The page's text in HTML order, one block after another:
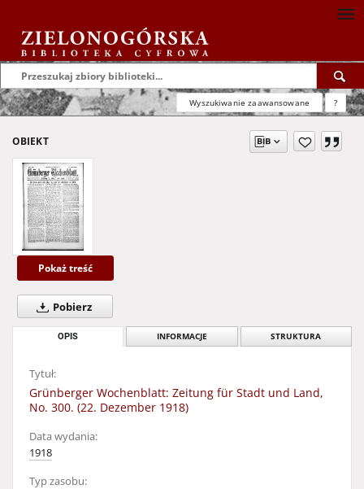
Wyszukiwanie zaawansowane ?
OBIEKT
Pokaż treść
Pobierz
OPIS INFORMACJE STRUKTURA
Tytuł:
Grünberger Wochenblatt: Zeitung für Stadt und Land,
No. 300. (22. Dezember 1918)
Data wydania:
1918
Typ zasobu: